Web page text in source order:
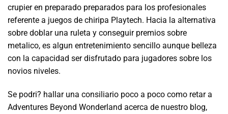
crupier en preparado preparados para los profesionales
referente a juegos de chiripa Playtech. Hacia la alternativa
sobre doblar una ruleta y conseguir premios sobre
metalico, es algun entretenimiento sencillo aunque belleza
con la capacidad ser disfrutado para jugadores sobre los
novios niveles.
Se podri? hallar una consiliario poco a poco como retar a
Adventures Beyond Wonderland acerca de nuestro blog,